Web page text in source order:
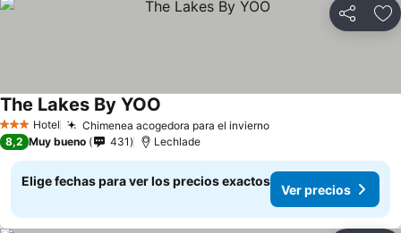
Compartir
3 Estrellas
Hotel Chimenea acogedora para el invierno
The Lakes By YOO
8,2 Muy bueno 431 Lechlade
Elige fechas para ver los precios exactos
Ver precios